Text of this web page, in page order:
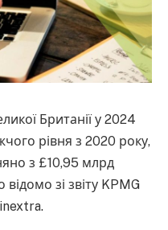
Британії у 2024
рівня з 2020 року,
з £10,95 млрд
зі звіту KPMG